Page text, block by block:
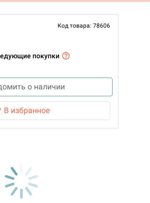
Код товара: 78606
покупки
о наличии
В избранное